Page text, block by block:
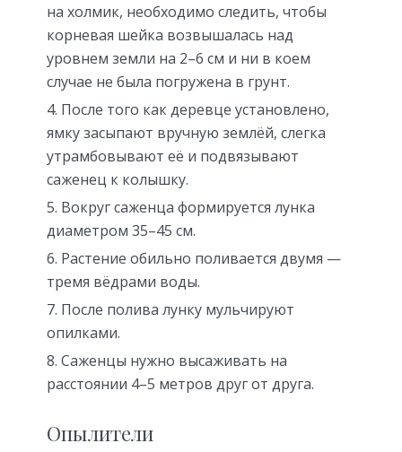
на холмик, необходимо следить, чтобы
корневая шейка возвышалась над
уровнем земли на 2–6 см и ни в коем
случае не была погружена в грунт.
После того как деревце установлено,
ямку засыпают вручную землёй, слегка
утрамбовывают её и подвязывают
саженец к колышку.
Вокруг саженца формируется лунка
диаметром 35–45 см.
Растение обильно поливается двумя —
тремя вёдрами воды.
После полива лунку мульчируют
опилками.
Саженцы нужно высаживать на
расстоянии 4–5 метров друг от друга.
Опылители